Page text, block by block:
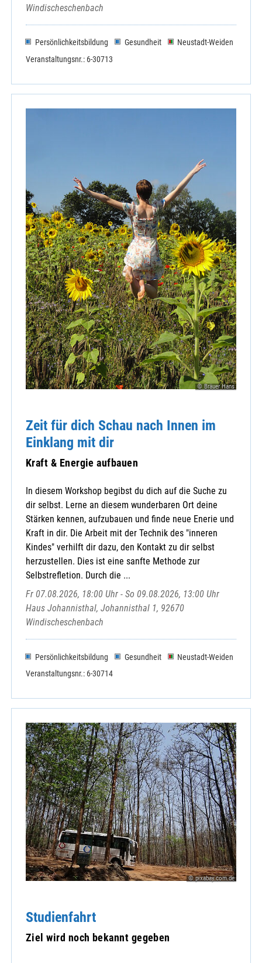
Windischeschenbach
Persönlichkeitsbildung Gesundheit
Neustadt-Weiden
Veranstaltungsnr.: 6-30713
© Bräuer Hans
Zeit für dich Schau nach Innen im
Einklang mit dir
Kraft & Energie aufbauen
In diesem Workshop begibst du dich auf die Suche zu
dir selbst. Lerne an diesem wunderbaren Ort deine
Stärken kennen, aufzubauen und finde neue Enerie und
Kraft in dir. Die Arbeit mit der Technik des "inneren
Kindes" verhilft dir dazu, den Kontakt zu dir selbst
herzustellen. Dies ist eine sanfte Methode zur
Selbstrefletion. Durch die ...
Fr 07.08.2026, 18:00 Uhr - So 09.08.2026, 13:00 Uhr
Haus Johannisthal, Johannisthal 1, 92670
Windischeschenbach
Persönlichkeitsbildung Gesundheit
Neustadt-Weiden
Veranstaltungsnr.: 6-30714
© pixabay.com.de
Studienfahrt
Ziel wird noch bekannt gegeben